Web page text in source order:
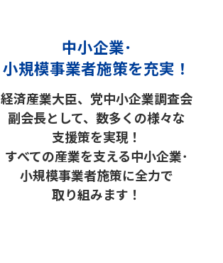
中小企業･
小規模事業者施策を充実！
経済産業大臣、党中小企業調査会
副会長として、数多くの様々な
支援策を実現！
すべての産業を支える中小企業･
小規模事業者施策に全力で
取り組みます！